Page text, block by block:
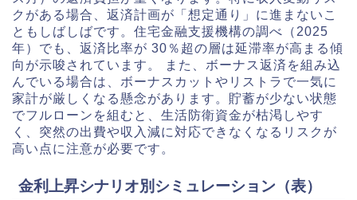
クがある場合、返済計画が「想定通り」に進まないこ
ともしばしばです。住宅金融支援機構の調べ（2025
年）でも、返済比率が 30％超の層は延滞率が高まる傾
向が示唆されています。 また、ボーナス返済を組み込
んでいる場合は、ボーナスカットやリストラで一気に
家計が厳しくなる懸念があります。貯蓄が少ない状態
でフルローンを組むと、生活防衛資金が枯渇しやす
く、突然の出費や収入減に対応できなくなるリスクが
高い点に注意が必要です。
金利上昇シナリオ別シミュレーション（表）